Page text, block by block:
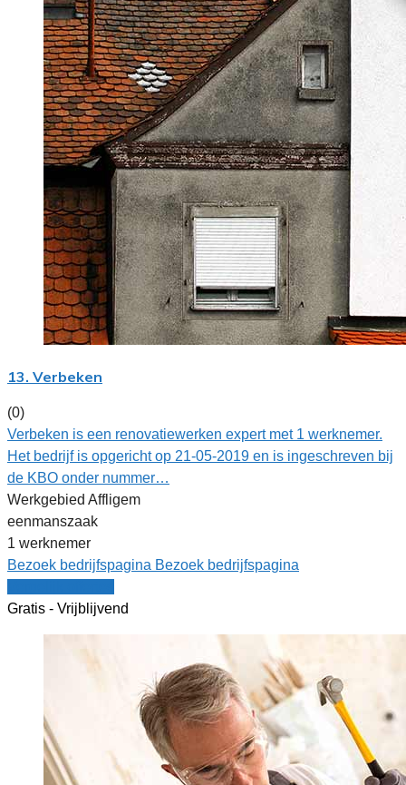
13. Verbeken
(0)
Verbeken is een renovatiewerken expert met 1 werknemer.
Het bedrijf is opgericht op 21-05-2019 en is ingeschreven bij
de KBO onder nummer…
Werkgebied Affligem
eenmanszaak
1 werknemer
Bezoek bedrijfspagina Bezoek bedrijfspagina
Gratis - Vrijblijvend